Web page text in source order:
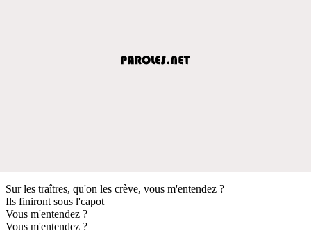
Sur les traîtres, qu'on les crève, vous m'entendez ?
Ils finiront sous l'capot
Vous m'entendez ?
Vous m'entendez ?